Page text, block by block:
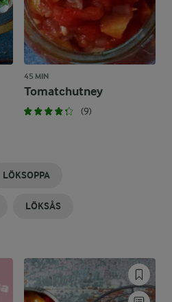
45 MIN
Tomatchutney
(9)
LÖKSOPPA
LÖKSÅS